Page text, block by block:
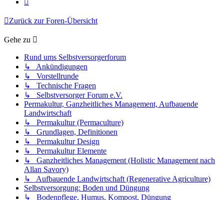
Zurück zur Foren-Übersicht
Gehe zu
Rund ums Selbstversorgerforum
↳ Ankündigungen
↳ Vorstellrunde
↳ Technische Fragen
↳ Selbstversorger Forum e.V.
Permakultur, Ganzheitliches Management, Aufbauende
Landwirtschaft
↳ Permakultur (Permaculture)
↳ Grundlagen, Definitionen
↳ Permakultur Design
↳ Permakultur Elemente
↳ Ganzheitliches Management (Holistic Management nach
Allan Savory)
↳ Aufbauende Landwirtschaft (Regenerative Agriculture)
Selbstversorgung: Boden und Düngung
↳ Bodenpflege, Humus, Kompost, Düngung